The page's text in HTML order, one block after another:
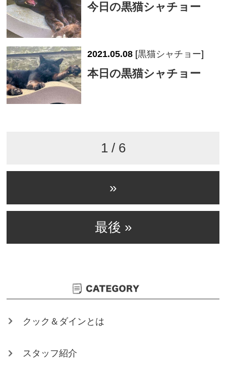
今日の黒猫シャチョー
2021.05.08 [黒猫シャチョー]
本日の黒猫シャチョー
1 / 6
»
最後 »
クック＆ダインとは
スタッフ紹介